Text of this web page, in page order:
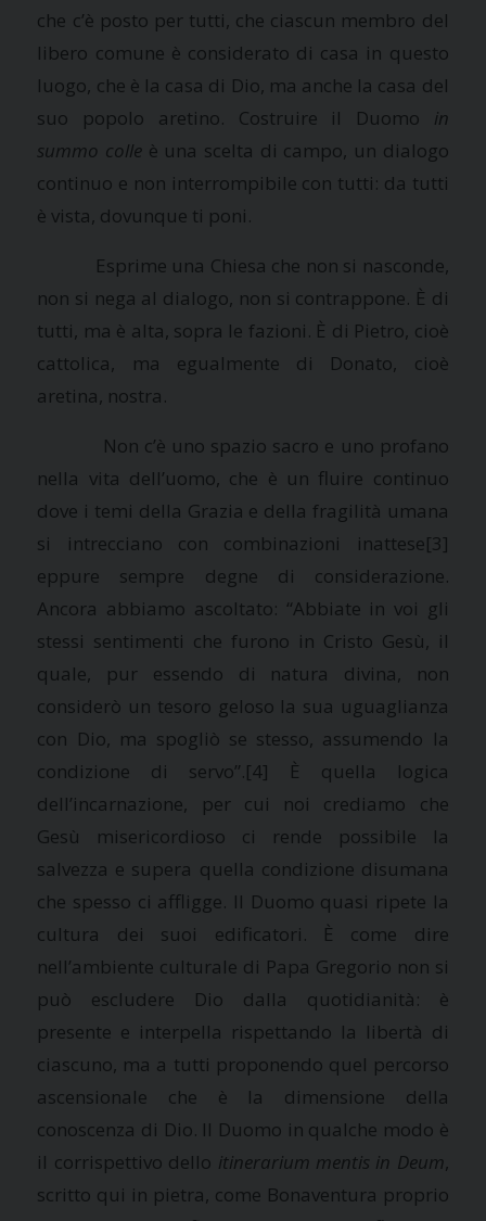
che c’è posto per tutti, che ciascun membro del
libero comune è considerato di casa in questo
luogo, che è la casa di Dio, ma anche la casa del
suo popolo aretino. Costruire il Duomo in
summo colle è una scelta di campo, un dialogo
continuo e non interrompibile con tutti: da tutti
è vista, dovunque ti poni.
Esprime una Chiesa che non si nasconde,
non si nega al dialogo, non si contrappone. È di
tutti, ma è alta, sopra le fazioni. È di Pietro, cioè
cattolica, ma egualmente di Donato, cioè
aretina, nostra.
Non c’è uno spazio sacro e uno profano
nella vita dell’uomo, che è un fluire continuo
dove i temi della Grazia e della fragilità umana
si intrecciano con combinazioni inattese[3]
eppure sempre degne di considerazione.
Ancora abbiamo ascoltato: “Abbiate in voi gli
stessi sentimenti che furono in Cristo Gesù, il
quale, pur essendo di natura divina, non
considerò un tesoro geloso la sua uguaglianza
con Dio, ma spogliò se stesso, assumendo la
condizione di servo”.[4] È quella logica
dell’incarnazione, per cui noi crediamo che
Gesù misericordioso ci rende possibile la
salvezza e supera quella condizione disumana
che spesso ci affligge. Il Duomo quasi ripete la
cultura dei suoi edificatori. È come dire
nell’ambiente culturale di Papa Gregorio non si
può escludere Dio dalla quotidianità: è
presente e interpella rispettando la libertà di
ciascuno, ma a tutti proponendo quel percorso
ascensionale che è la dimensione della
conoscenza di Dio. Il Duomo in qualche modo è
il corrispettivo dello itinerarium mentis in Deum,
scritto qui in pietra, come Bonaventura proprio